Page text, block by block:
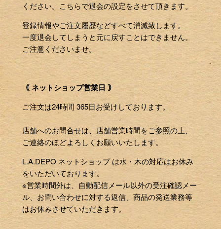
ください。こちらで退会の設定をさせて頂きます。
登録情報やご注文履歴などすべて消滅致します。
一度退会してしまうと元に戻すことはできません。
ご注意くださいませ。
｟ ネットショップ営業日 ｠
ご注文は24時間 365日お受けしております。
店舗へのお問合せは、店舗営業時間をご参照の上、
ご連絡のほどよろしくお願いいたします。
L.A.DEPO ネットショップ は水・木の対応はお休み
をいただいております。
※営業時間外は、自動配信メール以外の受注確認メー
ル、お問い合わせに対する返信、商品の発送業務等
はお休みさせていただきます。